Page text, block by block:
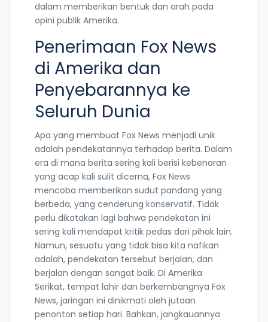
dalam memberikan bentuk dan arah pada
opini publik Amerika.
Penerimaan Fox News
di Amerika dan
Penyebarannya ke
Seluruh Dunia
Apa yang membuat Fox News menjadi unik
adalah pendekatannya terhadap berita. Dalam
era di mana berita sering kali berisi kebenaran
yang acap kali sulit dicerna, Fox News
mencoba memberikan sudut pandang yang
berbeda, yang cenderung konservatif. Tidak
perlu dikatakan lagi bahwa pendekatan ini
sering kali mendapat kritik pedas dari pihak lain.
Namun, sesuatu yang tidak bisa kita nafikan
adalah, pendekatan tersebut berjalan, dan
berjalan dengan sangat baik. Di Amerika
Serikat, tempat lahir dan berkembangnya Fox
News, jaringan ini dinikmati oleh jutaan
penonton setiap hari. Bahkan, jangkauannya